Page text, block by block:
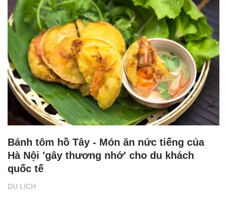
DU LỊCH
Bánh tôm hồ Tây - Món ăn nức tiếng của
Hà Nội 'gây thương nhớ' cho du khách
quốc tế